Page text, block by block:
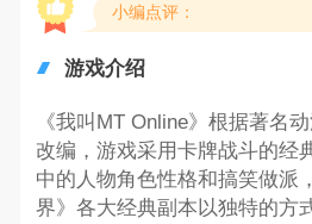
小编点评：
游戏介绍
《我叫MT Online》根据著名
改编，游戏采用卡牌战斗的经
中的人物角色性格和搞笑做派
界》各大经典副本以独特的方